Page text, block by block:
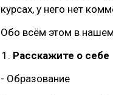
курсах, у него нет
Обо всём этом в
Расскажите о себе
- Образование